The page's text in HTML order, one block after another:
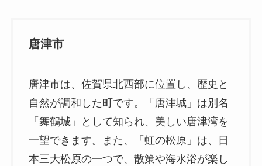
唐津市
唐津市は、佐賀県北西部に位置し、歴史と
自然が調和した町です。「唐津城」は別名
「舞鶴城」として知られ、美しい唐津湾を
一望できます。また、「虹の松原」は、日
本三大松原の一つで、散策や海水浴が楽し